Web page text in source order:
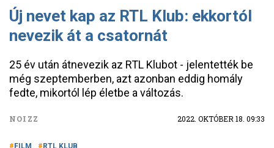
Új nevet kap az RTL Klub: ekkortól
nevezik át a csatornát
25 év után átnevezik az RTL Klubot - jelentették be
még szeptemberben, azt azonban eddig homály
fedte, mikortól lép életbe a változás.
NOIZZ 2022. OKTÓBER 18. 09:33
FILM RTL KLUB